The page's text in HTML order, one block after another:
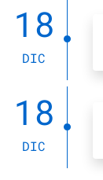
18
DIC
18
DIC